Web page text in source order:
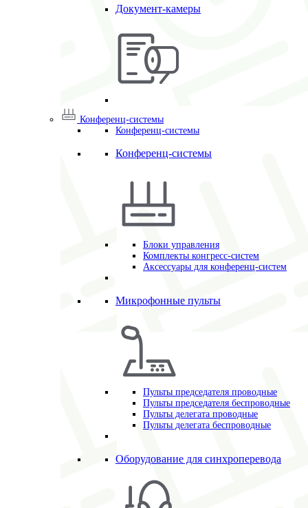
Документ-камеры
Конференц-системы
Конференц-системы
Конференц-системы
Блоки управления
Комплекты конгресс-систем
Аксессуары для конференц-систем
Микрофонные пульты
Пульты председателя проводные
Пульты председателя беспроводные
Пульты делегата проводные
Пульты делегата беспроводные
Оборудование для синхроперевода